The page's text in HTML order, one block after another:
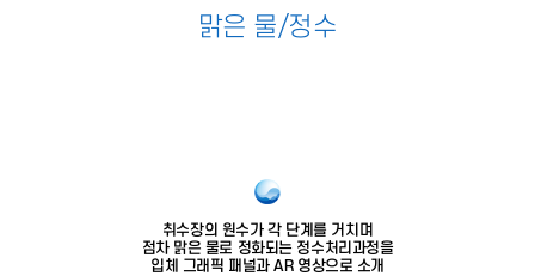
맑은 물/정수
취수장의 원수가 각 단계를 거치며
점차 맑은 물로 정화되는 정수처리과정을
입체 그래픽 패널과 AR 영상으로 소개